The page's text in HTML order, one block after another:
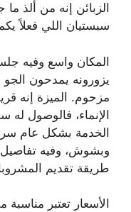
الزبائن إنه من ألذ
سبستيان اللي فعلاً
المكان واسع وفيه
يزورونه يمدحون الجو
مزحوم. الميزة إنه
الإنماء، فالوصول له
الخدمة بشكل عام
وبشوش، وفيه تفاصيل
طريقة تقديم
الأسعار تعتبر مناسبة